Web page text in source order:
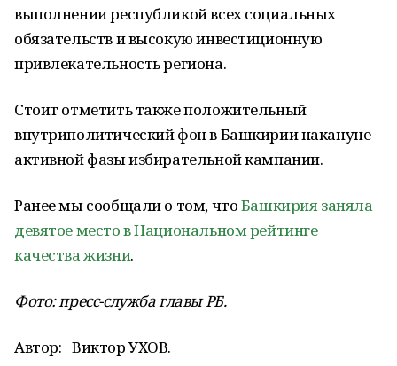
выполнении республикой всех социальных
обязательств и высокую инвестиционную
привлекательность региона.
Стоит отметить также положительный
внутриполитический фон в Башкирии накануне
активной фазы избирательной кампании.
Ранее мы сообщали о том, чтоБашкирия заняла
девятое место в Национальном рейтинге
качества жизни.
Фото: пресс-служба главы РБ.
Автор: Виктор УХОВ.